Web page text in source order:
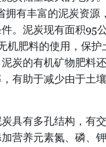
有丰富的泥炭资源
。泥炭现有面积95
机肥料的使用，保护
炭的有机矿物肥料
有助于减少由于土
具有多孔结构，有
营养元素氮、磷、